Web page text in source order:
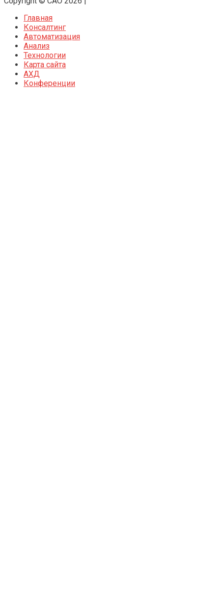
Главная
Консалтинг
Автоматизация
Анализ
Технологии
Карта сайта
АХД
Конференции